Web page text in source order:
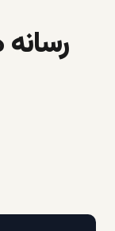
رسانه